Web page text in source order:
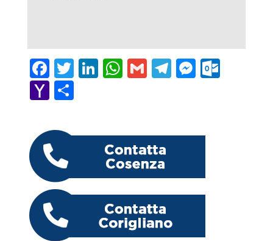
F
a
c
e
b
o
o
k
T
w
itt
Li
dI
n
W
A
p
p
G T M
er
O
Y
h
o
o
M
ai
l
C
n
di